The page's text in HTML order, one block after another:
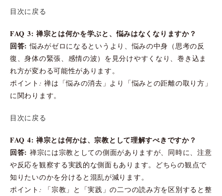
目次に戻る
FAQ 3: 禅宗とは何かを学ぶと、悩みはなくなりますか？
回答: 悩みがゼロになるというより、悩みの中身（思考の反
復、身体の緊張、感情の波）を見分けやすくなり、巻き込ま
れ方が変わる可能性があります。
ポイント: 禅は「悩みの消去」より「悩みとの距離の取り方」
に関わります。
目次に戻る
FAQ 4: 禅宗とは何かは、宗教として理解すべきですか？
回答: 禅宗には宗教としての側面がありますが、同時に、注意
や反応を観察する実践的な側面もあります。どちらの観点で
知りたいのかを分けると混乱が減ります。
ポイント: 「宗教」と「実践」の二つの読み方を区別すると整